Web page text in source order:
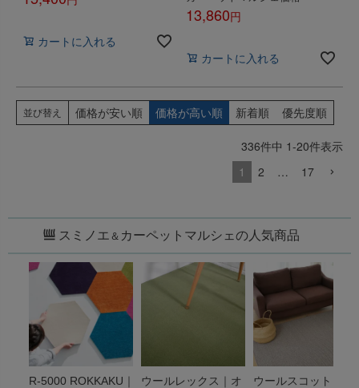
カートに入れる
13,860
カートに入れる
並び替え 価格が安い順 価格が高い順 新着順 優先度順
336件中 1-20件表示
1
2 … 17
スミノエ＆ カーペットマルシェの人気商品
R-5000 ROKKAKU｜
ウールレックス｜オ
ウールスコット ヘリ